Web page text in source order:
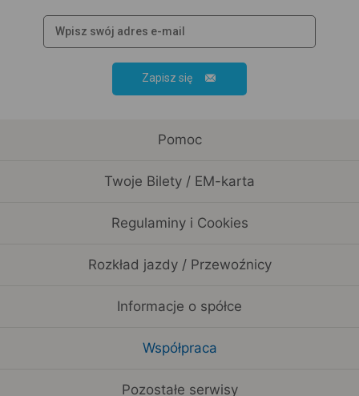
Zapisz się
Pomoc
Twoje Bilety / EM-karta
Regulaminy i Cookies
Rozkład jazdy / Przewoźnicy
Informacje o spółce
Współpraca
Pozostałe serwisy